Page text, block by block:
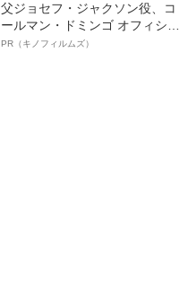
父ジョセフ・ジャクソン役、コ
ールマン・ドミンゴ オフィシャ
ルインタビュー“観客を魅了した
PR（キノフィルムズ）